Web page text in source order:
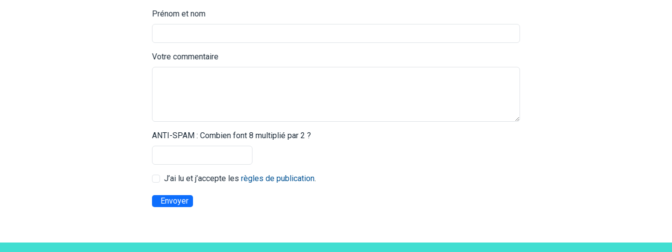
Prénom et nom
Votre commentaire
ANTI-SPAM : Combien font 8 multiplié par 2 ?
J’ai lu et j’accepte les règles de publication.
Envoyer